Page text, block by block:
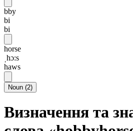
bby
bi
bi
horse
ˌhɔ:s
haws
Noun (2)
Визначення та